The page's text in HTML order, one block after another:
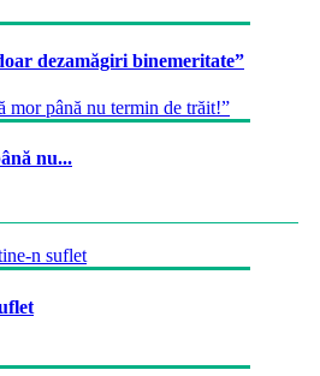
dezamăgiri binemeritate”
nu...